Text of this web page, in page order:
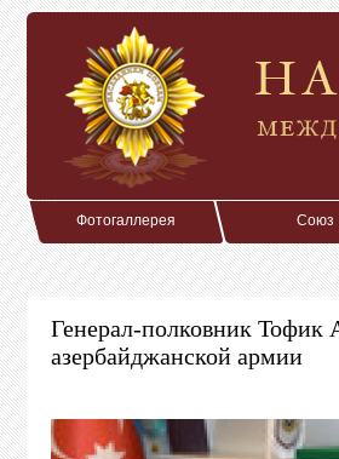
Фотогаллерея Союз
Генерал-полковник Тофик
азербайджанской армии